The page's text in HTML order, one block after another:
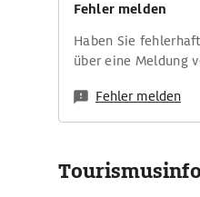
Fehler melden
Haben Sie
über eine Meldung
Fehler melden